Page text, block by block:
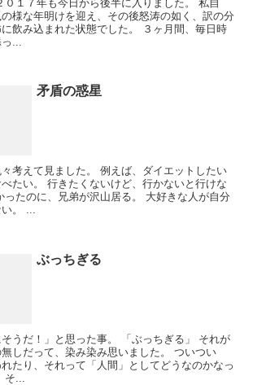
０１７年も今日から後半に入りました。 私自
様な年明けを迎え、その後怒涛の如く、訳の分
飲み込まれた状態でした。 ３ヶ月間、毎日時
...
矛盾の惑星
々考えて見ました。 例えば、ダイエットしたい
たい。 行きたくないけど、行かないと行けな
ったのに、兄弟が沢山居る。 大好きな人が自分
。 ...
ぶっちぎる
うだ！」と思った事。 「ぶっちぎる」 それが
しだって、染み染み思いました。 ついつい
たり、それって「人間」としてどうなのかなっ
...